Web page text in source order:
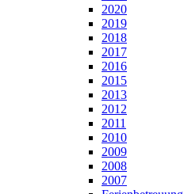
2020
2019
2018
2017
2016
2015
2013
2012
2011
2010
2009
2008
2007